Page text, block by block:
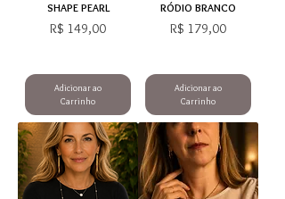
SHAPE PEARL
Preço
R$ 149,00
Adicionar ao
Carrinho
RÓDIO BRANCO
Preço
R$ 179,00
Adicionar ao
Carrinho